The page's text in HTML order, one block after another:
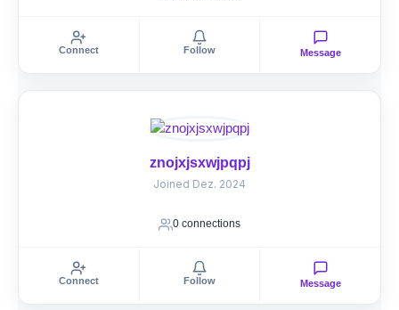
Connect Follow Message
znojxjsxwjpqpj
Joined Dez. 2024
0 connections
Connect Follow Message